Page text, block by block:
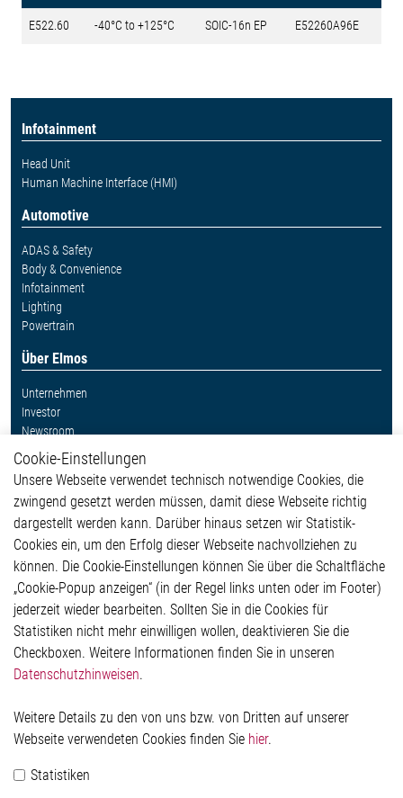
E522.60 -40°C to +125°C SOIC-16n EP E52260A96E
Infotainment
Head Unit
Human Machine Interface (HMI)
Automotive
ADAS & Safety
Body & Convenience
Infotainment
Lighting
Powertrain
Über Elmos
Unternehmen
Investor
Newsroom
Weitere Links
Glossar
Kontakt
Hinweisgeberschutzsystem
Impressum
Datenschutzerklärung
Cookie-Popup anzeigen
Elmos Semiconductor SE
Werkstättenstraße 18
Telefon: +49 (0) 2171 / 40 183-0
Cookie-Einstellungen
Unsere Webseite verwendet technisch notwendige Cookies, die
zwingend gesetzt werden müssen, damit diese Webseite richtig
dargestellt werden kann. Darüber hinaus setzen wir Statistik-
Cookies ein, um den Erfolg dieser Webseite nachvollziehen zu
können. Die Cookie-Einstellungen können Sie über die Schaltfläche
„Cookie-Popup anzeigen“ (in der Regel links unten oder im Footer)
jederzeit wieder bearbeiten. Sollten Sie in die Cookies für
Statistiken nicht mehr einwilligen wollen, deaktivieren Sie die
Checkboxen. Weitere Informationen finden Sie in unseren
Datenschutzhinweisen.
Weitere Details zu den von uns bzw. von Dritten auf unserer
Webseite verwendeten Cookies finden Sie hier.
Statistiken